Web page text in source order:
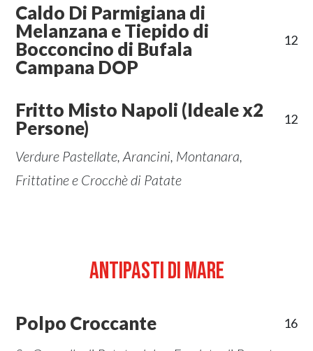
Caldo Di Parmigiana di
Melanzana e Tiepido di
Bocconcino di Bufala
Campana DOP
12
Fritto Misto Napoli (Ideale x2
Persone)
12
Verdure Pastellate, Arancini, Montanara,
Frittatine e Crocchè di Patate
Antipasti di mare
Polpo Croccante 16